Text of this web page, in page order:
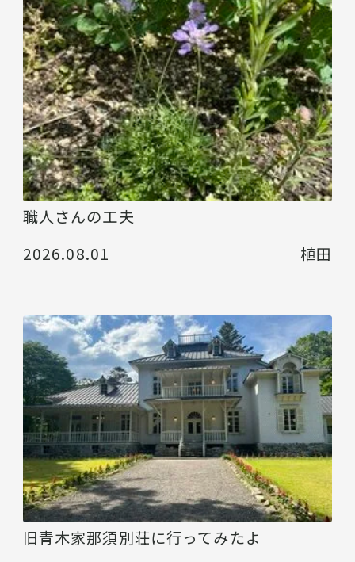
職人さんの工夫
2026.08.01
植田
旧青木家那須別荘に行ってみたよ